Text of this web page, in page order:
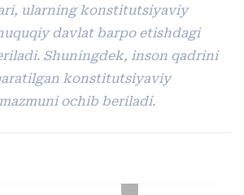
ularning konstitutsiyaviy
davlat barpo etishdagi
Shuningdek, inson qadrini
konstitutsiyaviy
ochib beriladi.